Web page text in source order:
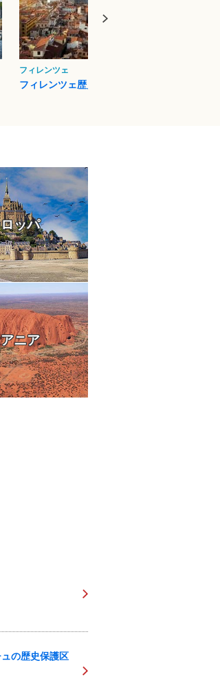
フィレンツェ
フィレンツェ歴史地区
ッパ
ニア
の歴史保護区